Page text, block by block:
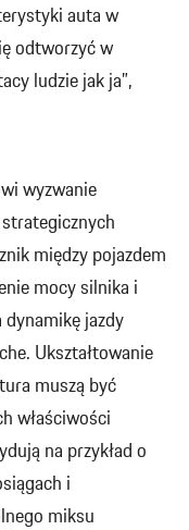
auta w
odtworzyć w
ludzie jak ja”,
wyzwanie
między pojazdem
mocy silnika i
dynamikę jazdy
Ukształtowanie
muszą być
właściwości
na przykład o
i
miksu